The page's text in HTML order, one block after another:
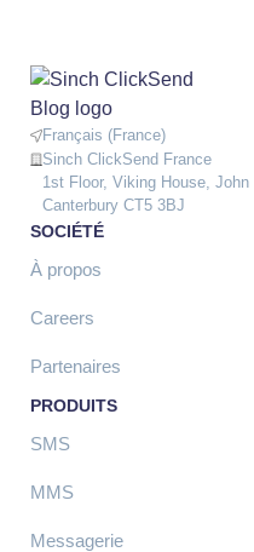
Français (France)
Sinch ClickSend France
1st Floor, Viking House,
Canterbury CT5 3BJ
SOCIÉTÉ
À propos
Careers
Partenaires
PRODUITS
SMS
MMS
Messagerie